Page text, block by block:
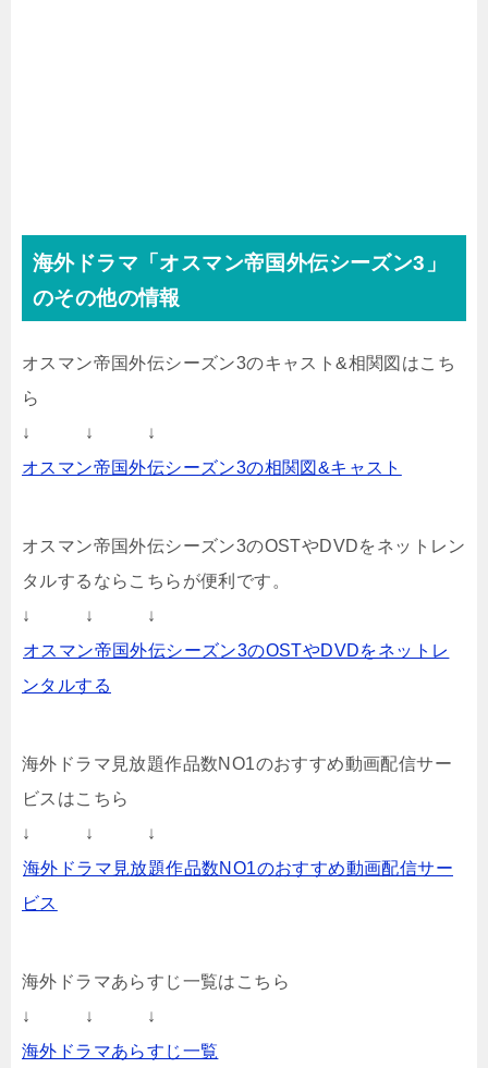
海外ドラマ「オスマン帝国外伝シーズン3」
のその他の情報
オスマン帝国外伝シーズン3のキャスト&相関図はこち
ら
↓ ↓ ↓
オスマン帝国外伝シーズン3の相関図&キャスト
オスマン帝国外伝シーズン3のOSTやDVDをネットレン
タルするならこちらが便利です。
↓ ↓ ↓
オスマン帝国外伝シーズン3のOSTやDVDをネットレ
ンタルする
海外ドラマ見放題作品数NO1のおすすめ動画配信サー
ビスはこちら
↓ ↓ ↓
海外ドラマ見放題作品数NO1のおすすめ動画配信サー
ビス
海外ドラマあらすじ一覧はこちら
↓ ↓ ↓
海外ドラマあらすじ一覧